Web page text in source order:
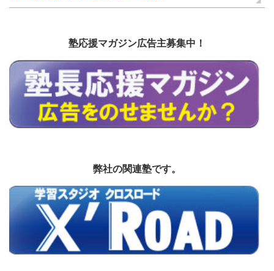
塾応援マガジン広告主募集中！
弊社の関連塾です。